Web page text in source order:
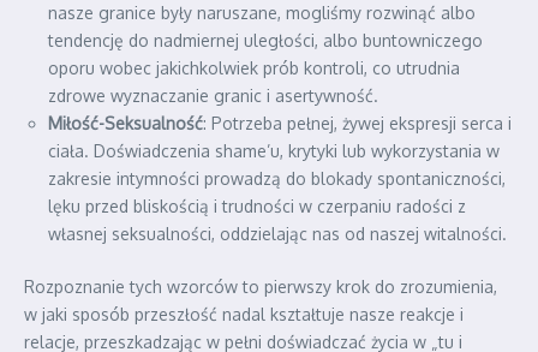
nasze granice były naruszane, mogliśmy rozwinąć albo
tendencję do nadmiernej uległości, albo buntowniczego
oporu wobec jakichkolwiek prób kontroli, co utrudnia
zdrowe wyznaczanie granic i asertywność.
Miłość-Seksualność: Potrzeba pełnej, żywej ekspresji serca i
ciała. Doświadczenia shame’u, krytyki lub wykorzystania w
zakresie intymności prowadzą do blokady spontaniczności,
lęku przed bliskością i trudności w czerpaniu radości z
własnej seksualności, oddzielając nas od naszej witalności.
Rozpoznanie tych wzorców to pierwszy krok do zrozumienia,
w jaki sposób przeszłość nadal kształtuje nasze reakcje i
relacje, przeszkadzając w pełni doświadczać życia w „tu i